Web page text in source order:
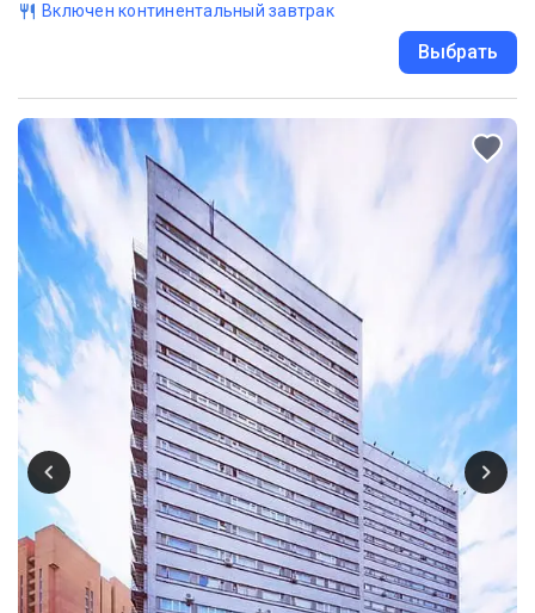
Включен континентальный завтрак
Выбрать